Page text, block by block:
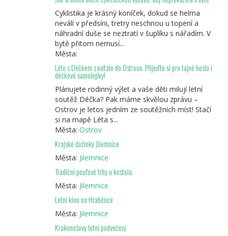
Cyklistika je krásný koníček, dokud se helma
neválí v předsíni, tretry neschnou u topení a
náhradní duše se neztratí v šuplíku s nářadím. V
bytě přitom nemusí...
Města:
Léto s Déčkem zavítalo do Ostrova. Přijeďte si pro tajné heslo i
déčkové samolepky!
Plánujete rodinný výlet a vaše děti milují letní
soutěž Déčka? Pak máme skvělou zprávu –
Ostrov je letos jedním ze soutěžních míst! Stačí
si na mapě Léta s...
Města: Ostrov
Krajské dožínky Jilemnice
Města: Jilemnice
Tradiční pouťové trhy u kostela.
Města: Jilemnice
Letní kino na Hraběnce
Města: Jilemnice
Krakonošovy letní podvečery